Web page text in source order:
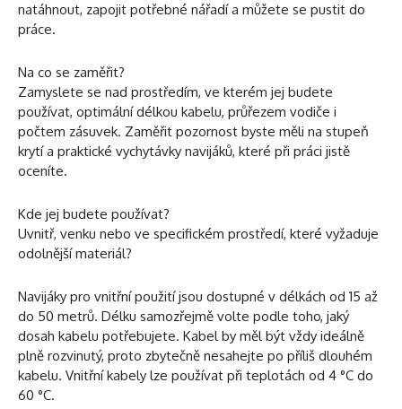
natáhnout, zapojit potřebné nářadí a můžete se pustit do
práce.
Na co se zaměřit?
Zamyslete se nad prostředím, ve kterém jej budete
používat, optimální délkou kabelu, průřezem vodiče i
počtem zásuvek. Zaměřit pozornost byste měli na stupeň
krytí a praktické vychytávky navijáků, které při práci jistě
oceníte.
Kde jej budete používat?
Uvnitř, venku nebo ve specifickém prostředí, které vyžaduje
odolnější materiál?
Navijáky pro vnitřní použití jsou dostupné v délkách od 15 až
do 50 metrů. Délku samozřejmě volte podle toho, jaký
dosah kabelu potřebujete. Kabel by měl být vždy ideálně
plně rozvinutý, proto zbytečně nesahejte po příliš dlouhém
kabelu. Vnitřní kabely lze používat při teplotách od 4 °C do
60 °C.